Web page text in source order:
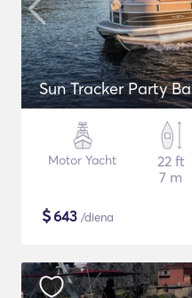
Sun Tracker Party
Motor Yacht
22 ft
7 m
$643 /diena